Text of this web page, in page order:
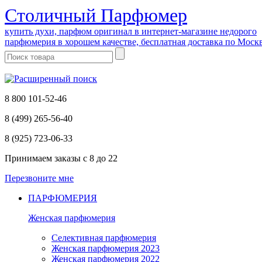
Cтоличный Парфюмер
купить духи, парфюм оригинал в интернет-магазине недорого
парфюмерия в хорошем качестве, бесплатная доставка по
8 800 101-52-46
8 (499) 265-56-40
8 (925) 723-06-33
Принимаем заказы с 8 до 22
Перезвоните мне
ПАРФЮМЕРИЯ
Женская парфюмерия
Селективная парфюмерия
Женская парфюмерия 2023
Женская парфюмерия 2022